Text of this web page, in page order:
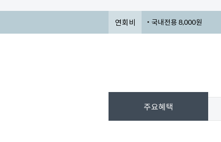
연회비 국내전용 8,000원
주요혜택